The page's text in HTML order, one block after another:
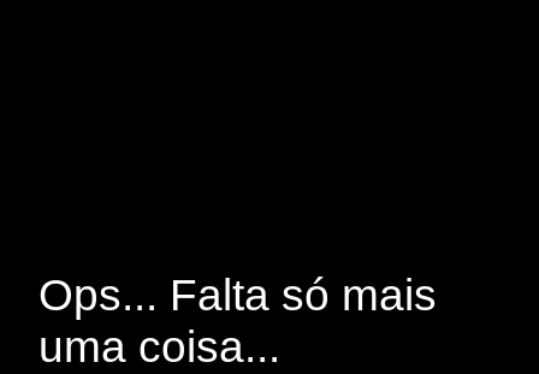
Ops... Falta só mais
uma coisa...